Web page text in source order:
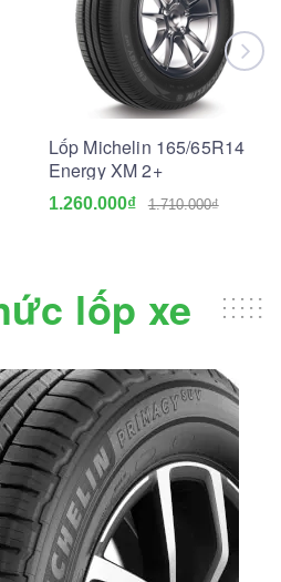
Lốp Michelin 165/65R14
Energy XM 2+
1.260.000₫ 1.710.000₫
lốp xe